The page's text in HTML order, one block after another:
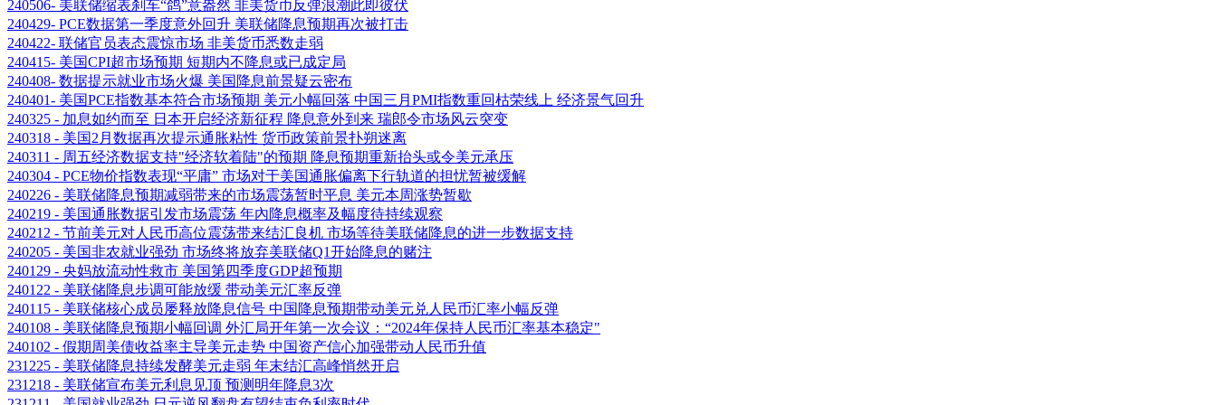
240506- 美联储缩表刹车“鸽”意盎然 非美货币反弹浪潮此即彼伏
240429- PCE数据第一季度意外回升 美联储降息预期再次被打击
240422- 联储官员表态震惊市场 非美货币悉数走弱
240415- 美国CPI超市场预期 短期内不降息或已成定局
240408- 数据提示就业市场火爆 美国降息前景疑云密布
240401- 美国PCE指数基本符合市场预期 美元小幅回落 中国三月PMI指数重回枯荣线上 经济景气回升
240325 - 加息如约而至 日本开启经济新征程 降息意外到来 瑞郎令市场风云突变
240318 - 美国2月数据再次提示通胀粘性 货币政策前景扑朔迷离
240311 - 周五经济数据支持"经济软着陆"的预期 降息预期重新抬头或令美元承压
240304 - PCE物价指数表现“平庸” 市场对于美国通胀偏离下行轨道的担忧暂被缓解
240226 - 美联储降息预期减弱带来的市场震荡暂时平息 美元本周涨势暂歇
240219 - 美国通胀数据引发市场震荡 年內降息概率及幅度待持续观察
240212 - 节前美元对人民币高位震荡带来结汇良机 市场等待美联储降息的进一步数据支持
240205 - 美国非农就业强劲 市场终将放弃美联储Q1开始降息的赌注
240129 - 央妈放流动性救市 美国第四季度GDP超预期
240122 - 美联储降息步调可能放缓 带动美元汇率反弹
240115 - 美联储核心成员屡释放降息信号 中国降息预期带动美元兑人民币汇率小幅反弹
240108 - 美联储降息预期小幅回调 外汇局开年第一次会议：“2024年保持人民币汇率基本稳定"
240102 - 假期周美债收益率主导美元走势 中国资产信心加强带动人民币升值
231225 - 美联储降息持续发酵美元走弱 年末结汇高峰悄然开启
231218 - 美联储宣布美元利息见顶 预测明年降息3次